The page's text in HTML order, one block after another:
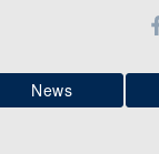
News